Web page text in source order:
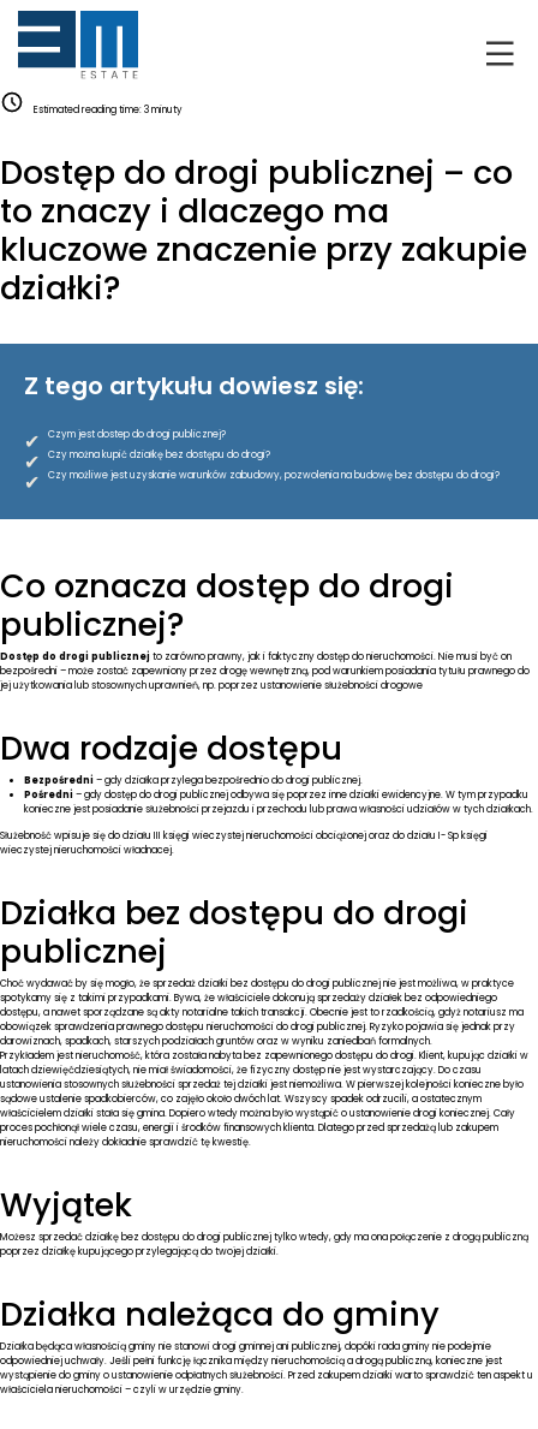
O NAS
GRUNTY
RYNEK DEWELOPERSKI
DRON
KREDYTOWANIE
Estimated reading time:3minuty
Dostęp do drogi publicznej – co
to znaczy i dlaczego ma
kluczowe znaczenie przy zakupie
działki?
Z tego artykułu dowiesz się:
Czym jest dostep do drogi publicznej?
✔ Czy można kupić działkę bez dostępu do drogi?
✔ Czy możliwe jest uzyskanie warunków zabudowy, pozwolenia na budowę bez dostępu do drogi?
✔
Co oznacza dostęp do drogi
publicznej?
Dostęp do drogi publicznejto zarówno prawny, jak i faktyczny dostęp do nieruchomości. Nie musi być on
bezpośredni – może zostać zapewniony przez drogę wewnętrzną, pod warunkiem posiadania tytułu prawnego do
jej użytkowania lub stosownych uprawnień, np. poprzez ustanowienie służebności drogowe
Dwa rodzaje dostępu
Bezpośredni– gdy działka przylega bezpośrednio do drogi publicznej.
Pośredni– gdy dostęp do drogi publicznej odbywa się poprzez inne działki ewidencyjne. W tym przypadku
konieczne jest posiadanie służebności przejazdu i przechodu lub prawa własności udziałów w tych działkach.
Służebność wpisuje się do działu III księgi wieczystej nieruchomości obciążonej oraz do działu I- Sp księgi
wieczystej nieruchomości władnacej.
Działka bez dostępu do drogi
publicznej
Choć wydawać by się mogło, że sprzedaż działki bez dostępu do drogi publicznej nie jest możliwa, w praktyce
spotykamy się z takimi przypadkami. Bywa, że właściciele dokonują sprzedaży działek bez odpowiedniego
dostępu, a nawet sporządzane są akty notarialne takich transakcji. Obecnie jest to rzadkością, gdyż notariusz ma
obowiązek sprawdzenia prawnego dostępu nieruchomości do drogi publicznej. Ryzyko pojawia się jednak przy
darowiznach, spadkach, starszych podziałach gruntów oraz w wyniku zaniedbań formalnych.
Przykładem jest nieruchomość, która została nabyta bez zapewnionego dostępu do drogi. Klient, kupując działki w
latach dziewięćdziesiątych, nie miał świadomości, że fizyczny dostęp nie jest wystarczający. Do czasu
ustanowienia stosownych służebności sprzedaż tej działki jest niemożliwa. W pierwszej kolejności konieczne było
sądowe ustalenie spadkobierców, co zajęło około dwóch lat. Wszyscy spadek odrzucili, a ostatecznym
właścicielem działki stała się gmina. Dopiero wtedy można było wystąpić o ustanowienie drogi koniecznej. Cały
proces pochłonął wiele czasu, energii i środków finansowych klienta. Dlatego przed sprzedażą lub zakupem
nieruchomości należy dokładnie sprawdzić tę kwestię.
Wyjątek
Możesz sprzedać działkę bez dostępu do drogi publicznej tylko wtedy, gdy ma ona połączenie z drogą publiczną
poprzez działkę kupującego przylegającą do twojej działki.
Działka należąca do gminy
Działka będąca własnością gminy nie stanowi drogi gminnej ani publicznej, dopóki rada gminy nie podejmie
odpowiedniej uchwały. Jeśli pełni funkcję łącznika między nieruchomością a drogą publiczną, konieczne jest
wystąpienie do gminy o ustanowienie odpłatnych służebności. Przed zakupem działki warto sprawdzić ten aspekt u
właściciela nieruchomości – czyli w urzędzie gminy.